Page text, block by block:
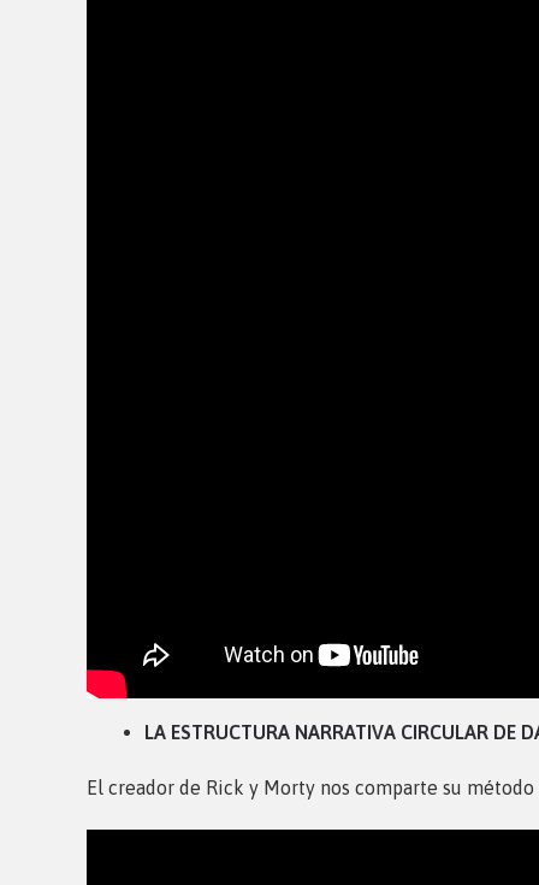
LA ESTRUCTURA NARRATIVA CIRCULAR DE
El creador de Rick y Morty nos comparte su